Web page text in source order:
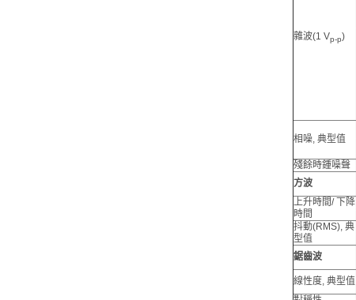
雜波(1 Vp-p)
相噪, 典型值
殘餘時鍾噪聲
方波
上升時間/ 下降
時間
抖動(RMS), 典
型值
鋸齒波
線性度, 典型值